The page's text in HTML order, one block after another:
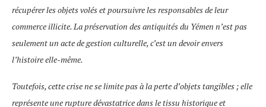
récupérer les objets volés et poursuivre les responsables de leur
commerce illicite. La préservation des antiquités du Yémen n’est pas
seulement un acte de gestion culturelle, c’est un devoir envers
l’histoire elle-même.
Toutefois, cette crise ne se limite pas à la perte d’objets tangibles ; elle
représente une rupture dévastatrice dans le tissu historique et